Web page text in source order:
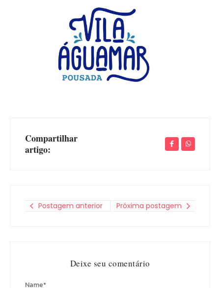
Compartilhar
artigo:
Postagem anterior Próxima postagem
Deixe seu comentário
Name*